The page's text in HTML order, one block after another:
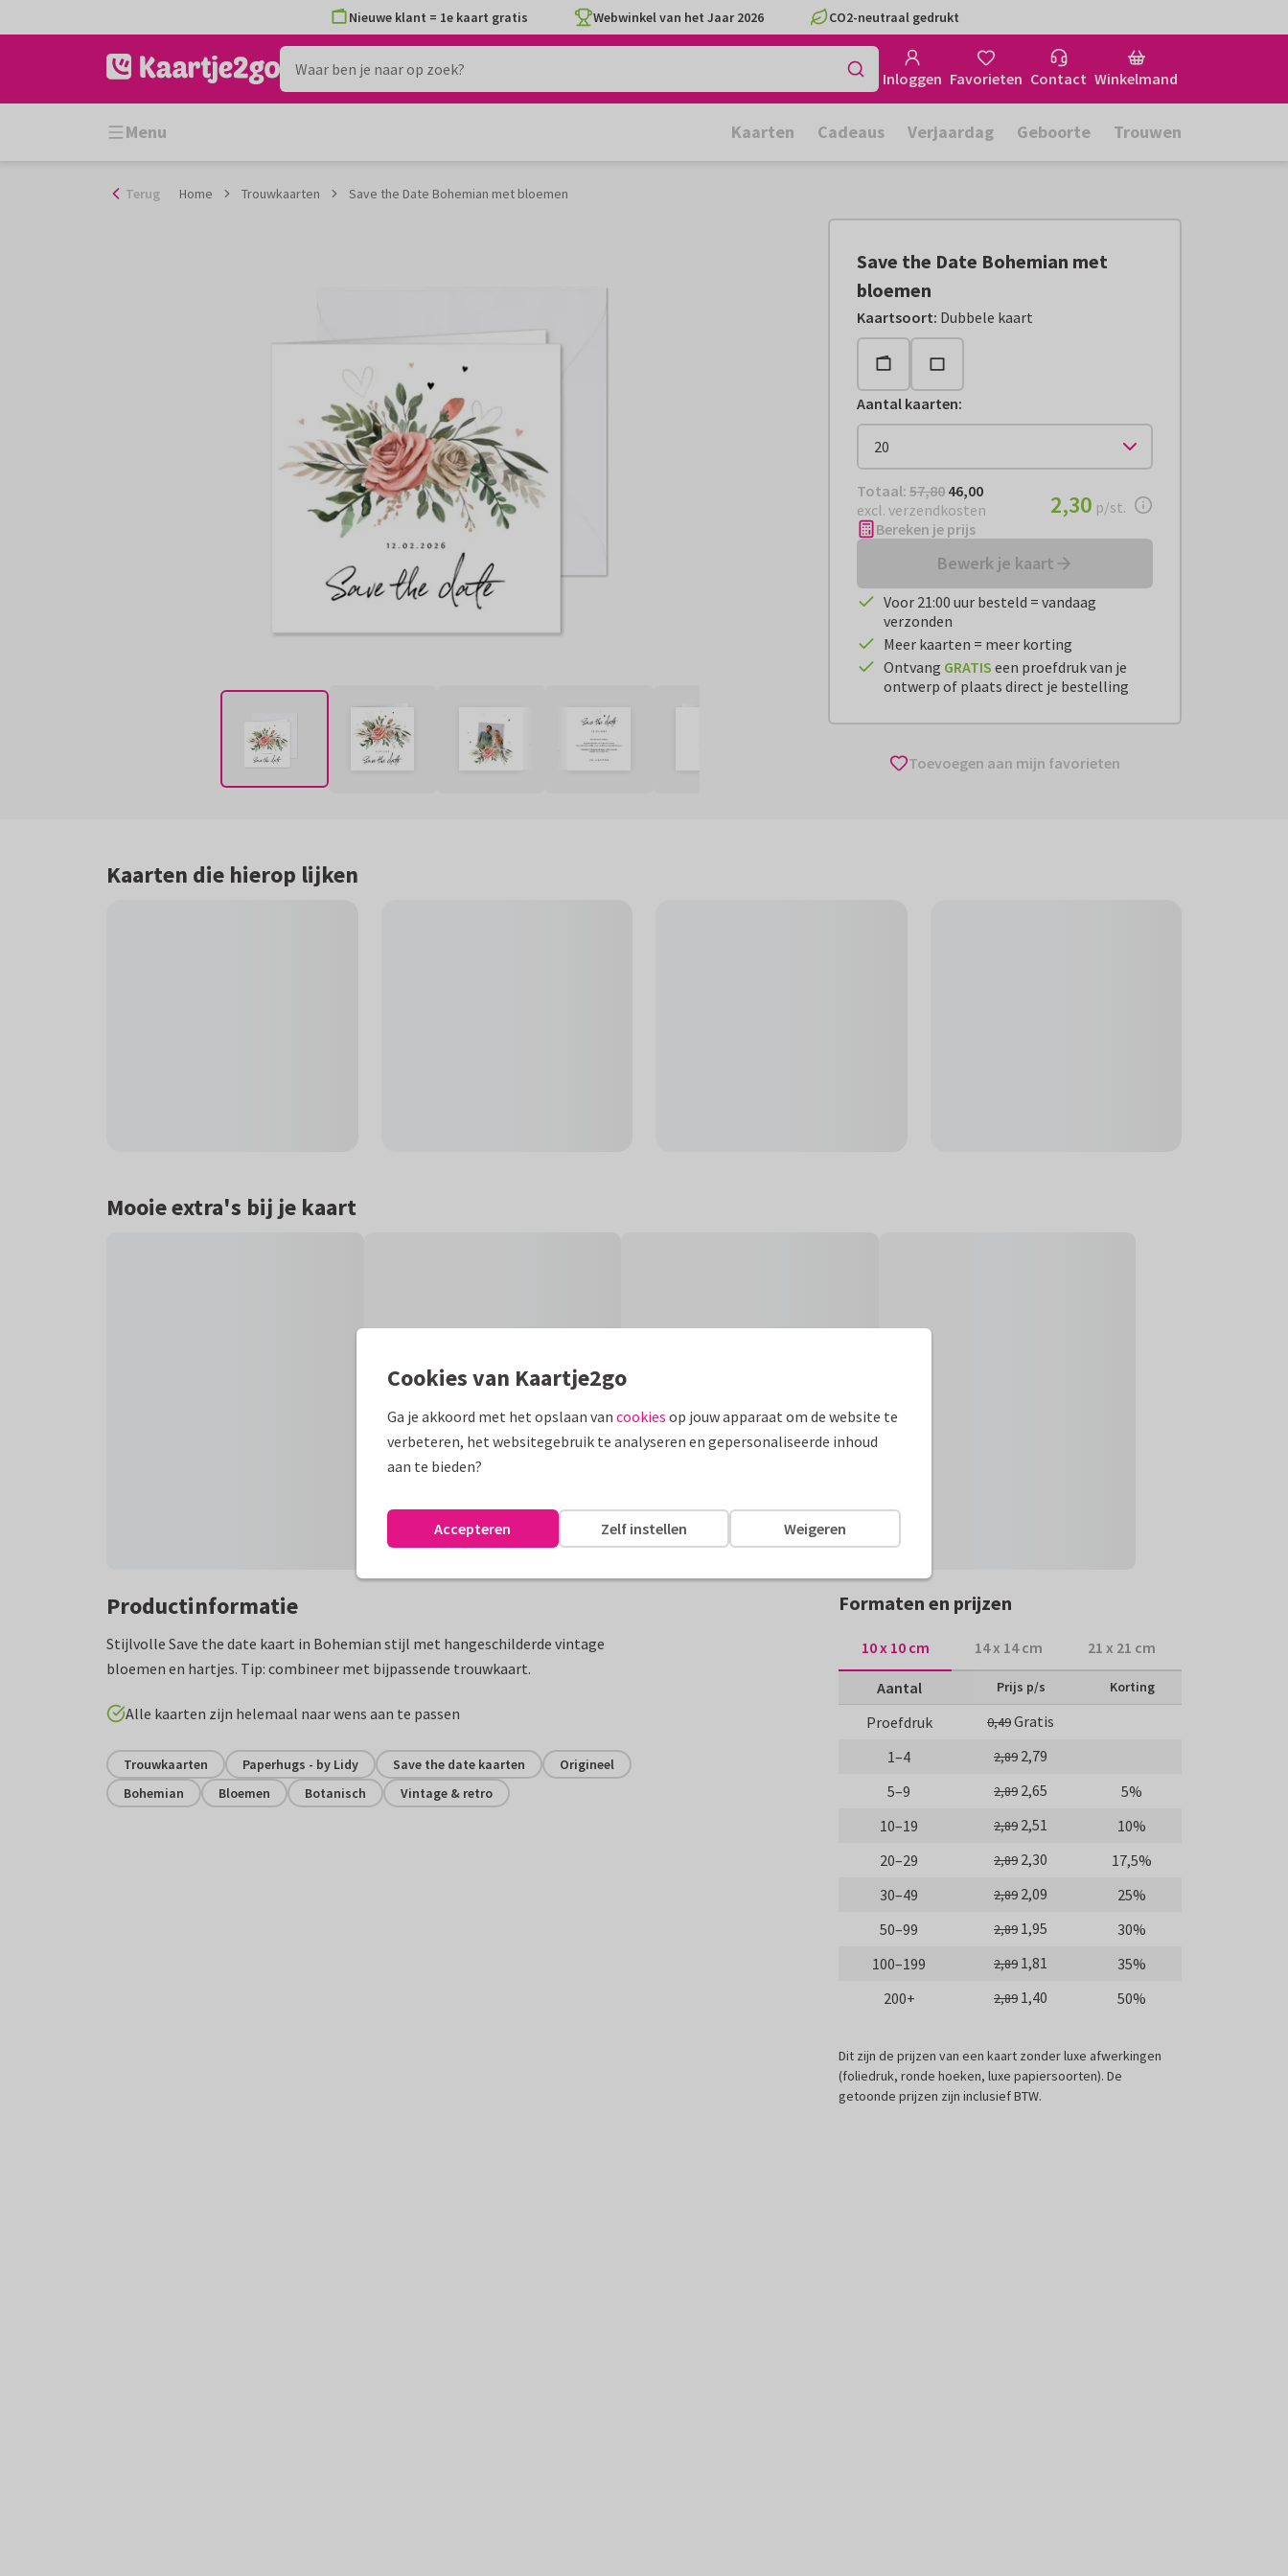
naar
Nieuwe klant = 1e kaart gratis Webwinkel van het Jaar 2026 CO2-neutraal gedrukt
Inloggen Favorieten Contact Winkelmand
Menu Kaarten Cadeaus Verjaardag Geboorte Trouwen
Terug Home Trouwkaarten Save the Date Bohemian met bloemen
Save the Date Bohemian met
bloemen
Kaartsoort: Dubbele kaart
Aantal kaarten:
Totaal: € 46,00
Totaal: 57,80 46,00
excl. verzendkosten
€ 2,30per stuk
2,30 p/st.
Bereken je prijs
Bewerk je kaart
Voor 21:00 uur besteld = vandaag
verzonden
Meer kaarten = meer korting
Ontvang GRATIS een proefdruk van je
ontwerp of plaats direct je bestelling
Toevoegen aan mijn favorieten
Kaarten die hierop lijken
Mooie extra's bij je kaart
Productinformatie
Stijlvolle Save the date kaart in Bohemian stijl met hangeschilderde vintage
bloemen en hartjes. Tip: combineer met bijpassende trouwkaart.
Alle kaarten zijn helemaal naar wens aan te passen
Trouwkaarten Paperhugs - by Lidy Save the date kaarten
Origineel
Bohemian
Bloemen Botanisch Vintage & retro
Formaten en prijzen
10 x 10 cm 14 x 14 cm 21 x 21 cm
Aantal Prijs p/s Korting
Proefdruk 0,49Gratis
1–4
2,89 2,79
5–9
2,89 2,65
5%
10–19
2,89 2,51
10%
20–29
2,89 2,30
17,5%
30–49
2,89 2,09
25%
50–99
2,89 1,95
30%
100–199
2,89 1,81
35%
200+
2,89 1,40 50%
Dit zijn de prijzen van een kaart zonder luxe afwerkingen
(foliedruk, ronde hoeken, luxe papiersoorten). De
getoonde prijzen zijn inclusief BTW.
Cookies van Kaartje2go
Ga je akkoord met het opslaan van cookies op jouw apparaat om de website te
verbeteren, het websitegebruik te analyseren en gepersonaliseerde inhoud
aan te bieden?
Weigeren
Zelf instellen
Accepteren